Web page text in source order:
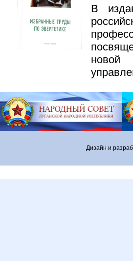
В
новой
Дизайн и